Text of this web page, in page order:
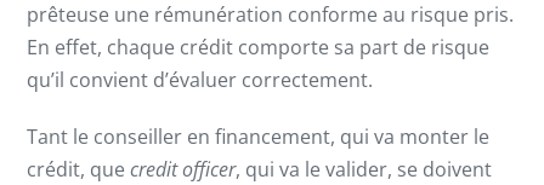
prêteuse une rémunération conforme au risque pris.
En effet, chaque crédit comporte sa part de risque
qu’il convient d’évaluer correctement.
Tant le conseiller en financement, qui va monter le
crédit, quecredit officer, qui va le valider, se doivent